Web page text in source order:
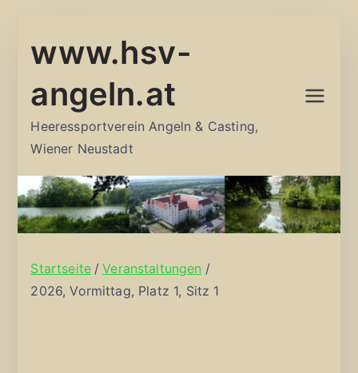
Inhalt
www.hsv-
angeln.at
Heeressportverein Angeln & Casting,
Wiener Neustadt
Startseite
Veranstaltungen
2026, Vormittag, Platz 1, Sitz 1